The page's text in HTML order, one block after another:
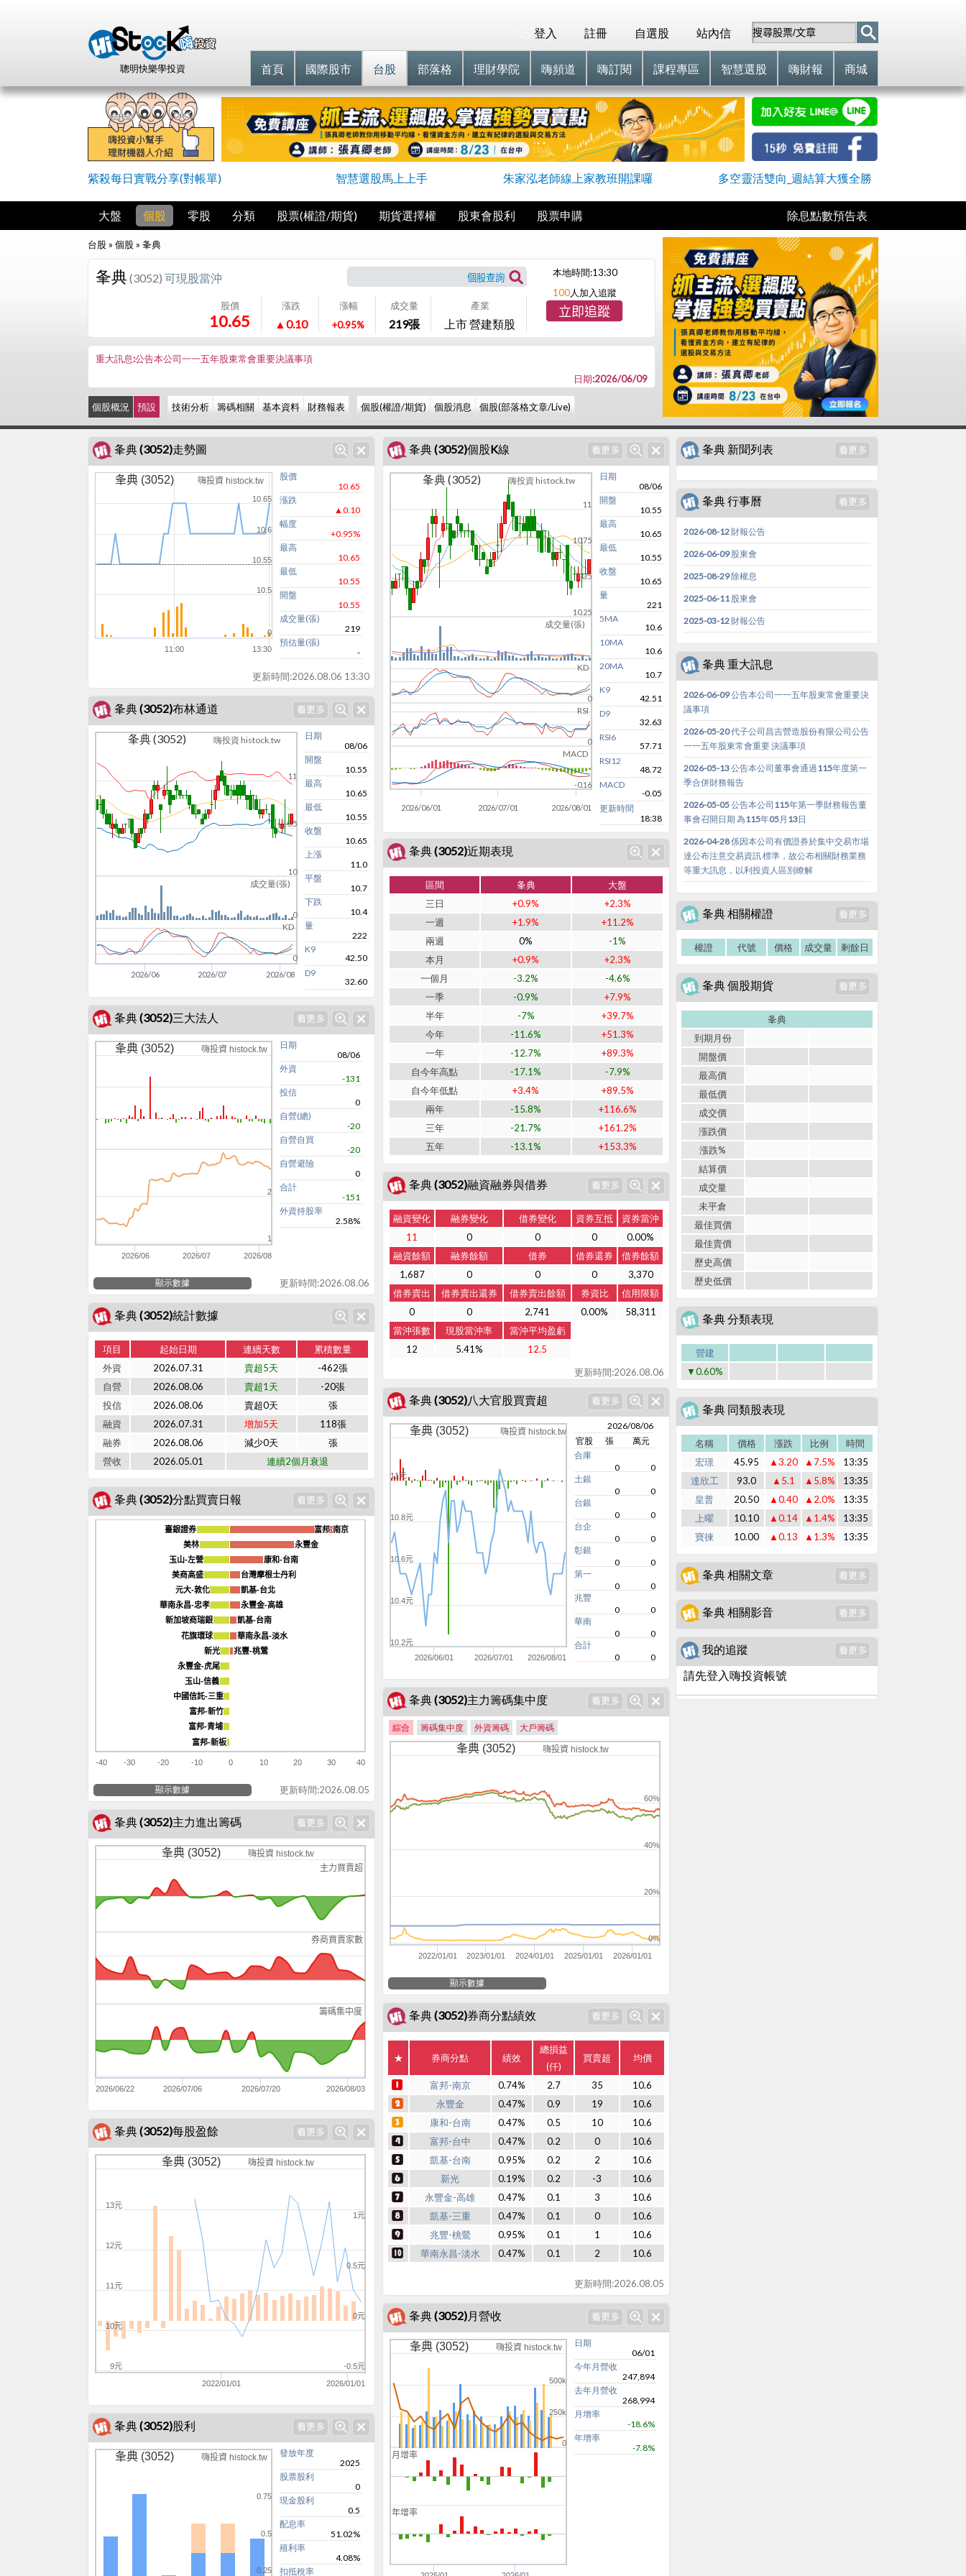
聰明快樂學投資
站內信
自選股
註冊
登入
首頁 國際股市 台股 部落格 理財學院 嗨頻道 嗨訂閱 課程專區 智慧選股 嗨財報 商城
紫殺每日實戰分享(對帳單) 智慧選股馬上上手 朱家泓老師線上家教班開課囉 多空靈活雙向_週結算大獲全勝
大盤 個股 零股 分類 股票(權證/期貨) 期貨選擇權 股東會股利 股票申購 除息點數預告表
台股 » 個股 » 夆典
夆典 (3052) 可現股當沖
股價
10.65
漲跌
▲0.10
漲幅
+0.95%
成交量
219張
產業
上市 營建類股
本地時間:13:30
100人加入追蹤
立即追蹤
重大訊息:公告本公司一一五年股東常會重要決議事項
日期:2026/06/09
個股概況 預設 技術分析 籌碼相關 基本資料 財務報表 個股(權證/期貨) 個股消息 個股(部落格文章/Live)
夆典 (3052)走勢圖
夆典 (3052) 嗨投資 histock.tw
11:00 13:30
10.5
10.55
10.6
10.65
0
股價
10.65
漲跌
▲0.10
幅度
+0.95%
最高
10.65
最低
10.55
開盤
10.55
成交量(張)
219
預估量(張)
-
更新時間:2026.08.06 13:30
夆典 (3052)個股K線
成交量(張)
KD
RSI
MACD
夆典 (3052) 嗨投資 histock.tw
2026/06/01 2026/07/01 2026/08/01
10.25
10.5
10.75
11
0
0
-0.16
日期
08/06
開盤
10.55
最高
10.65
最低
10.55
收盤
10.65
量
221
5MA
10.6
10MA
10.6
20MA
10.7
K9
42.51
D9
32.63
RSI6
57.71
RSI12
48.72
MACD
-0.05
更新時間
18:38
夆典 (3052)布林通道
成交量(張)
KD
夆典 (3052) 嗨投資 histock.tw
2026/06 2026/07 2026/08
10
10.5
11
0
0
日期
08/06
開盤
10.55
最高
10.65
最低
10.55
收盤
10.65
上漲
11.0
平盤
10.7
下跌
10.4
量
222
K9
42.50
D9
32.60
夆典 (3052)近期表現
區間 夆典
大盤
三日
+0.9%
+2.3%
一週
+1.9%
+11.2%
兩週
0%
-1%
本月
+0.9%
+2.3%
一個月
-3.2%
-4.6%
一季
-0.9%
+7.9%
半年
-7%
+39.7%
今年
-11.6%
+51.3%
一年
-12.7%
+89.3%
自今年高點
-17.1%
-7.9%
自今年低點
+3.4%
+89.5%
兩年
-15.8%
+116.6%
三年
-21.7%
+161.2%
五年
-13.1% +153.3%
夆典 (3052)三大法人
夆典 (3052) 嗨投資 histock.tw
2026/06 2026/07 2026/08
1
2
日期
08/06
外資
-131
投信
0
自營(總)
-20
自營自買
-20
自營避險
0
合計
-151
外資持股率
2.58%
顯示數據 更新時間:2026.08.06
夆典 (3052)融資融券與借券
融資變化 融券變化 借券變化 資券互抵
資券當沖
11
0 0 0
0.00%
融資餘額
融券餘額 借券 借券還券
借券餘額
1,687
0 0 0
3,370
借券賣出
借券賣出還券 借券賣出餘額 券資比
信用限額
0
0 2,741 0.00%
58,311
當沖張數
現股當沖率
當沖平均盈虧
12
5.41%
12.5
更新時間:2026.08.06
夆典 (3052)統計數據
項目 起始日期 連續天數
累積數量
外資
2026.07.31 賣超5天
-462張
自營
2026.08.06 賣超1天
-20張
投信
2026.08.06 賣超0天
張
融資
2026.07.31 增加5天
118張
融券
2026.08.06 減少0天
張
營收
2026.05.01 連續2個月衰退
夆典 (3052)八大官股買賣超
夆典 (3052) 嗨投資 histock.tw
2026/06/01 2026/07/01 2026/08/01
10.2元
10.4元
10.6元
10.8元
11元
2026/08/06
官股
張
萬元
合庫
0
0
土銀
0
0
台銀
0
0
台企
0
0
彰銀
0
0
第一
0
0
兆豐
0
0
華南
0
0
合計
0
0
夆典 (3052)分點買賣日報
富邦-南京
富邦-南京
永豐金
永豐金
康和-台南
康和-台南
台灣摩根士丹利
台灣摩根士丹利
凱基-台北
凱基-台北
永豐金-高雄
永豐金-高雄
凱基-台南
凱基-台南
華南永昌-淡水
華南永昌-淡水
兆豐-桃鶯
兆豐-桃鶯
臺銀證券
臺銀證券
美林
美林
玉山-左營
玉山-左營
美商高盛
美商高盛
元大-敦化
元大-敦化
華南永昌-忠孝
華南永昌-忠孝
新加坡商瑞銀
新加坡商瑞銀
花旗環球
花旗環球
新光
新光
永豐金-虎尾
永豐金-虎尾
玉山-信義
玉山-信義
中國信託-三重
中國信託-三重
富邦-新竹
富邦-新竹
富邦-青埔
富邦-青埔
富邦-新板
富邦-新板
-20 -10 0 10 20 30 40
-40 -30
顯示數據 更新時間:2026.08.05
夆典 (3052)主力籌碼集中度
綜合 籌碼集中度 外資籌碼 大戶籌碼
夆典 (3052) 嗨投資 histock.tw
2022/01/01 2023/01/01 2024/01/01 2025/01/01 2026/01/01
0%
20%
40%
60%
顯示數據
夆典 (3052)主力進出籌碼
主力買賣超
券商買賣家數
籌碼集中度
夆典 (3052) 嗨投資 histock.tw
2026/06/22 2026/07/06 2026/07/20 2026/08/03
夆典 (3052)券商分點績效
★ 券商分點 績效
總損益
(仟)
買賣超 均價
富邦-南京 0.74% 2.7 35
10.6
永豐金
0.47% 0.9 19
10.6
康和-台南
0.47% 0.5 10
10.6
富邦-台中
0.47% 0.2 0
10.6
凱基-台南
0.95% 0.2 2
10.6
新光
0.19% 0.2 -3
10.6
永豐金-高雄
0.47% 0.1 3
10.6
凱基-三重
0.47% 0.1 0
10.6
兆豐-桃鶯
0.95% 0.1 1
10.6
華南永昌-淡水
0.47% 0.1 2 10.6
更新時間:2026.08.05
夆典 (3052)每股盈餘
夆典 (3052) 嗨投資 histock.tw
2022/01/01 2026/01/01
-0.5元
0元
0.5元
1元
9元
10元
11元
12元
13元
夆典 (3052)月營收
月增率
年增率
夆典 (3052) 嗨投資 histock.tw
0
250k
500k
日期
06/01
今年月營收
247,894
去年月營收
268,994
月增率
-18.6%
年增率
-7.8%
夆典 (3052)股利
夆典 (3052) 嗨投資 histock.tw
0.25
0.5
0.75
發放年度
2025
股票股利
0
現金股利
0.5
配息率
51.02%
殖利率
4.08%
扣抵稅率
夆典 新聞列表
夆典 行事曆
2026-08-12 財報公告
2026-06-09 股東會
2025-08-29 除權息
2025-06-11 股東會
2025-03-12 財報公告
夆典 重大訊息
2026-06-09 公告本公司一一五年股東常會重要決
議事項
2026-05-20 代子公司昌吉營造股份有限公司公告
一一五年股東常會重要 決議事項
2026-05-13 公告本公司董事會通過115年度第一
季合併財務報告
2026-05-05 公告本公司115年第一季財務報告董
事會召開日期 為115年05月13日
2026-04-28 係因本公司有價證券於集中交易市場
達公布注意交易資訊 標準，故公布相關財務業務
等重大訊息，以利投資人區別瞭解
夆典 相關權證
權證 代號 價格 成交量 剩餘日
夆典 個股期貨
夆典
到期月份
開盤價
最高價
最低價
成交價
漲跌價
漲跌%
結算價
成交量
未平倉
最佳買價
最佳賣價
歷史高價
歷史低價
夆典 分類表現
營建
▼0.60%
夆典 同類股表現
名稱 價格 漲跌 比例
時間
宏璟
45.95 ▲3.20 ▲7.5%
13:35
達欣工
93.0 ▲5.1 ▲5.8%
13:35
皇普
20.50 ▲0.40 ▲2.0%
13:35
上曜
10.10 ▲0.14 ▲1.4%
13:35
寶徠
10.00 ▲0.13 ▲1.3% 13:35
夆典 相關文章
夆典 相關影音
我的追蹤
請先登入嗨投資帳號